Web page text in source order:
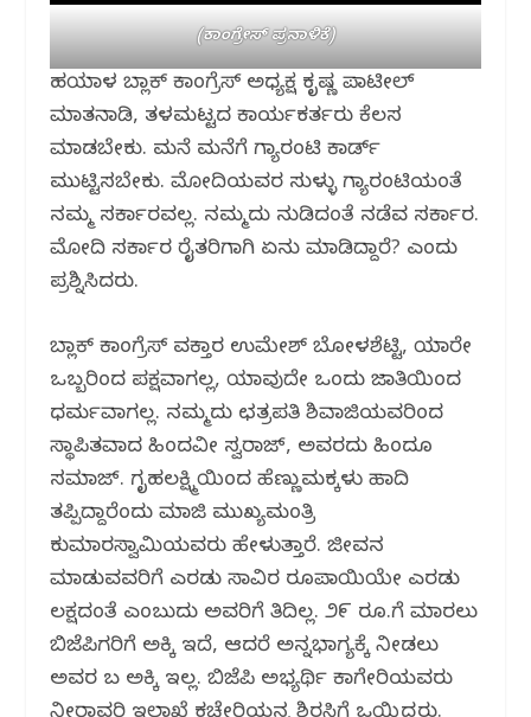
(ಕಾಂಗ್ರೇಸ್ ಪ್ರನಾಳಿಕೆ)
ಹಳಿಯಾಳ ಬ್ಲಾಕ್ ಕಾಂಗ್ರೆಸ್ ಅಧ್ಯಕ್ಷ ಕೃಷ್ಣ ಪಾಟೀಲ್‌
ಮಾತನಾಡಿ, ತಳಮಟ್ಟದ ಕಾರ್ಯಕರ್ತರು ಕೆಲಸ
ಮಾಡಬೇಕು. ಮನೆ ಮನೆಗೆ ಗ್ಯಾರಂಟಿ ಕಾರ್ಡ್
ಮುಟ್ಟಿಸಬೇಕು. ಮೋದಿಯವರ ಸುಳ್ಳು ಗ್ಯಾರಂಟಿಯಂತೆ
ನಮ್ಮ ಸರ್ಕಾರವಲ್ಲ. ನಮ್ಮದು ನುಡಿದಂತೆ ನಡೆವ ಸರ್ಕಾರ.‌
ಮೋದಿ ಸರ್ಕಾರ ರೈತರಿಗಾಗಿ ಏನು ಮಾಡಿದ್ದಾರೆ? ಎಂದು
ಪ್ರಶ್ನಿಸಿದರು.
ಬ್ಲಾಕ್ ಕಾಂಗ್ರೆಸ್ ವಕ್ತಾರ ಉಮೇಶ್ ಬೋಳಶೆಟ್ಟಿ, ಯಾರೇ
ಒಬ್ಬರಿಂದ ಪಕ್ಷವಾಗಲ್ಲ, ಯಾವುದೇ ಒಂದು ಜಾತಿಯಿಂದ
ಧರ್ಮವಾಗಲ್ಲ. ನಮ್ಮದು ಛತ್ರಪತಿ ಶಿವಾಜಿಯವರಿಂದ
ಸ್ಥಾಪಿತವಾದ ಹಿಂದವೀ ಸ್ವರಾಜ್, ಅವರದು ಹಿಂದೂ
ಸಮಾಜ್. ಗೃಹಲಕ್ಷ್ಮಿಯಿಂದ ಹೆಣ್ಣುಮಕ್ಕಳು ಹಾದಿ
ತಪ್ಪಿದ್ದಾರೆಂದು ಮಾಜಿ ಮುಖ್ಯಮಂತ್ರಿ
ಕುಮಾರಸ್ವಾಮಿಯವರು ಹೇಳುತ್ತಾರೆ. ಜೀವನ
ಮಾಡುವವರಿಗೆ ಎರಡು ಸಾವಿರ ರೂಪಾಯಿಯೇ ಎರಡು
ಲಕ್ಷದಂತೆ ಎಂಬುದು ಅವರಿಗೆ ತಿಳಿದಿಲ್ಲ. ೨೯ ರೂ.ಗೆ ಮಾರಲು
ಬಿಜೆಪಿಗರಿಗೆ ಅಕ್ಕಿ ಇದೆ, ಆದರೆ ಅನ್ನಭಾಗ್ಯಕ್ಕೆ ನೀಡಲು
ಅವರ ಬಳಿ ಅಕ್ಕಿ ಇಲ್ಲ. ಬಿಜೆಪಿ ಅಭ್ಯರ್ಥಿ ಕಾಗೇರಿಯವರು